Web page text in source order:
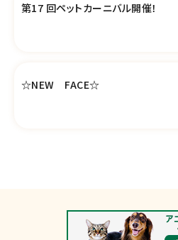
第17 回ペットカーニバル開催！
☆NEW FACE☆